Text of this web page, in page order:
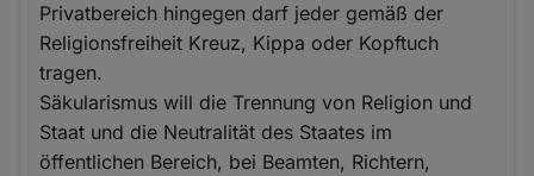
Privatbereich hingegen darf jeder gemäß der
Religionsfreiheit Kreuz, Kippa oder Kopftuch
tragen.
Säkularismus will die Trennung von Religion und
Staat und die Neutralität des Staates im
öffentlichen Bereich, bei Beamten, Richtern,